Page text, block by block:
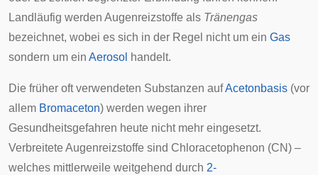
Landläufig werden Augenreizstoffe als Tränengas
bezeichnet, wobei es sich in der Regel nicht um ein Gas
sondern um ein Aerosol handelt.
Die früher oft verwendeten Substanzen aufAcetonbasis (vor
allem Bromaceton) werden wegen ihrer
Gesundheitsgefahren heute nicht mehr eingesetzt.
Verbreitete Augenreizstoffe sind Chloracetophenon (CN) –
welches mittlerweile weitgehend durch 2-